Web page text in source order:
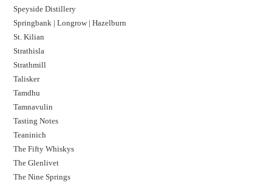
Speyside Distillery
Springbank | Longrow | Hazelburn
St. Kilian
Strathisla
Strathmill
Talisker
Tamdhu
Tamnavulin
Tasting Notes
Teaninich
The Fifty Whiskys
The Glenlivet
The Nine Springs